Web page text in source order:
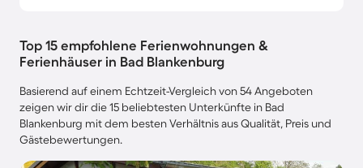
Top 15 empfohlene Ferienwohnungen &
Ferienhäuser in Bad Blankenburg
Basierend auf einem Echtzeit-Vergleich von 54 Angeboten
zeigen wir dir die 15 beliebtesten Unterkünfte in Bad
Blankenburg mit dem besten Verhältnis aus Qualität, Preis und
Gästebewertungen.